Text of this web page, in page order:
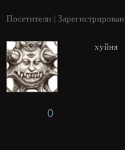
Посетители |
хуйня
0